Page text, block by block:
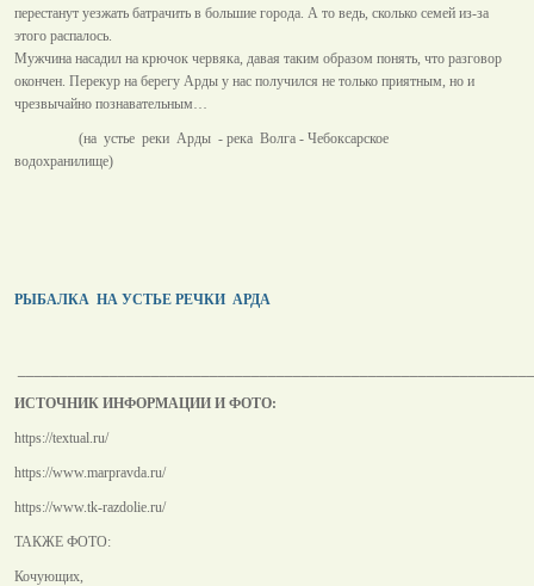
перестанут уезжать батрачить в большие города. А то ведь, сколько семей из-за
этого распалось.
Мужчина насадил на крючок червяка, давая таким образом понять, что разговор
окончен. Перекур на берегу Арды у нас получился не только приятным, но и
чрезвычайно познавательным…
(на устье реки Арды - река Волга - Чебоксарское
водохранилище)
РЫБАЛКА НА УСТЬЕ РЕЧКИ АРДА
ИСТОЧНИК ИНФОРМАЦИИ И ФОТО:
https://textual.ru/
https://www.marpravda.ru/
https://www.tk-razdolie.ru/
ТАКЖЕ ФОТО:
Кочующих,